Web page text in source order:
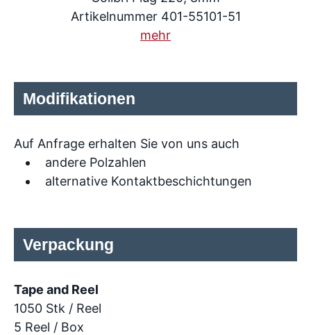
Artikelnummer 401-55101-51
mehr
Modifikationen
Auf Anfrage erhalten Sie von uns auch
andere Polzahlen
alternative Kontaktbeschichtungen
Verpackung
Tape and Reel
1050 Stk / Reel
5 Reel / Box